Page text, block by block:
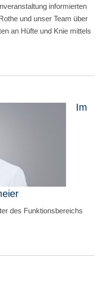
informierten
und unser Team über
an Hüfte und Knie mittels
Im
des Funktionsbereichs